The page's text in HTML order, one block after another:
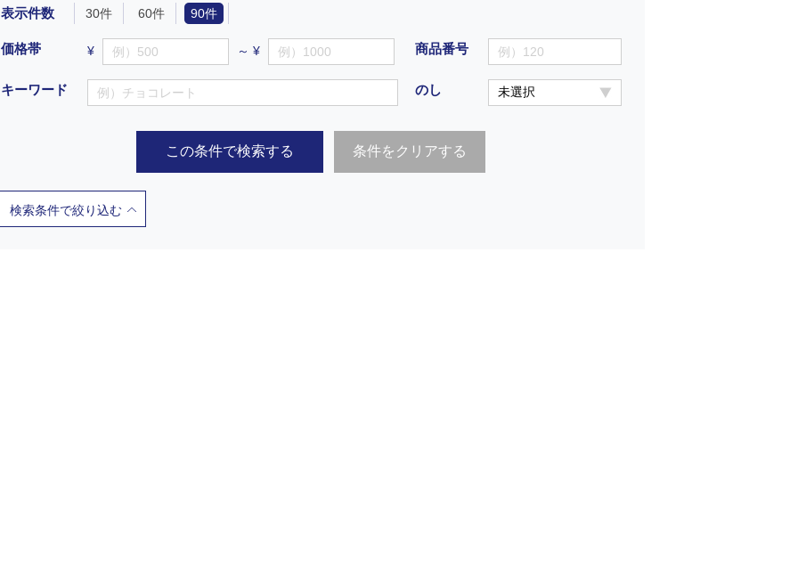
表示件数 30件 60件 90件
価格帯 ¥ ～ ¥
キーワード
商品番号
のし
この条件で検索する 条件をクリアする
検索条件で絞り込む